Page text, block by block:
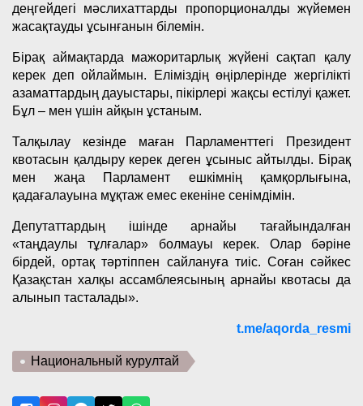
деңгейдегі мәслихаттарды пропорционалды жүйемен
жасақтауды ұсынғанын білемін.
Бірақ аймақтарда мажоритарлық жүйені сақтап қалу
керек деп ойлаймын. Еліміздің өңірлерінде жергілікті
азаматтардың дауыстары, пікірлері жақсы естілуі қажет.
Бұл – мен үшін айқын ұстаным.
Талқылау кезінде маған Парламенттегі Президент
квотасын қалдыру керек деген ұсыныс айтылды. Бірақ
мен жаңа Парламент ешкімнің қамқорлығына,
қадағалауына мұқтаж емес екеніне сенімдімін.
Депутаттардың ішінде арнайы тағайындалған
«таңдаулы тұлғалар» болмауы керек. Олар бәріне
бірдей, ортақ тәртіппен сайлануға тиіс. Соған сәйкес
Қазақстан халқы ассамблеясының арнайы квотасы да
алынып тасталады».
t.me/aqorda_resmi
Национальный курултай